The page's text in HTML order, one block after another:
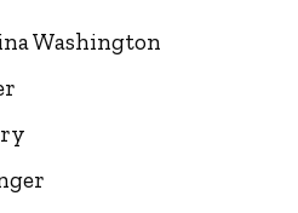
Washington